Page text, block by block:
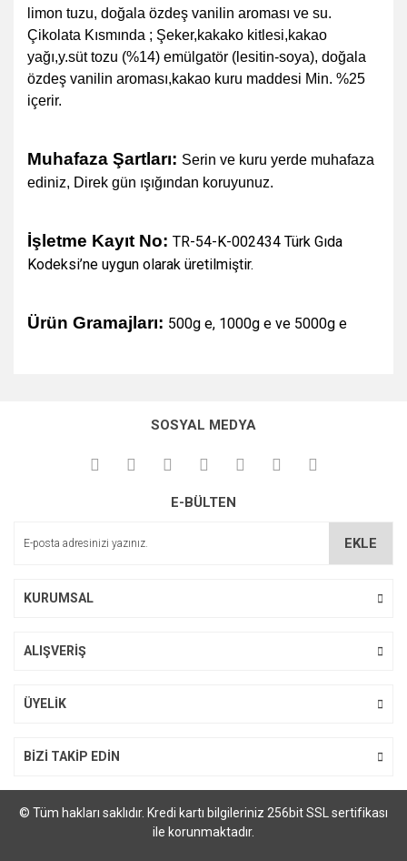
limon tuzu, doğala özdeş vanilin aroması ve su.
Çikolata Kısmında ; Şeker,kakako kitlesi,kakao
yağı,y.süt tozu (%14) emülgatör (lesitin-soya), doğala
özdeş vanilin aroması,kakao kuru maddesi Min. %25
içerir.
Muhafaza Şartları: Serin ve kuru yerde muhafaza
ediniz, Direk gün ışığından koruyunuz.
İşletme Kayıt No: TR-54-K-002434 Türk Gıda
Kodeksi’ne uygun olarak üretilmiştir.
Ürün Gramajları: 500g e, 1000g e ve 5000g e
kullanarak tarafımıza iletebilirsiniz.
Görüş ve önerileriniz için teşekkür ederiz.
Ürün açıklamasında eksik bilgiler bulunuyor.
SOSYAL MEDYA
E-BÜLTEN
EKLE
KURUMSAL
ALIŞVERİŞ
ÜYELİK
BİZİ TAKİP EDİN
© Tüm hakları saklıdır. Kredi kartı bilgileriniz 256bit SSL sertifikası
ile korunmaktadır.